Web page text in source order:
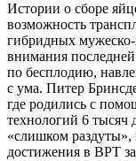
Истории о сборе
возможность
гибридных
внимания
по бесплодию,
с ума. Питер
где родились с
технологий 6 тысяч
«слишком раздуты»,
достижения в ВРТ